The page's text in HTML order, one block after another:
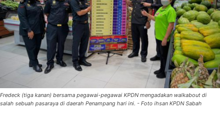
Fredeck (tiga kanan) bersama pegawai-pegawai KPDN mengadakan walkabout di
salah sebuah pasaraya di daerah Penampang hari ini. - Foto ihsan KPDN Sabah